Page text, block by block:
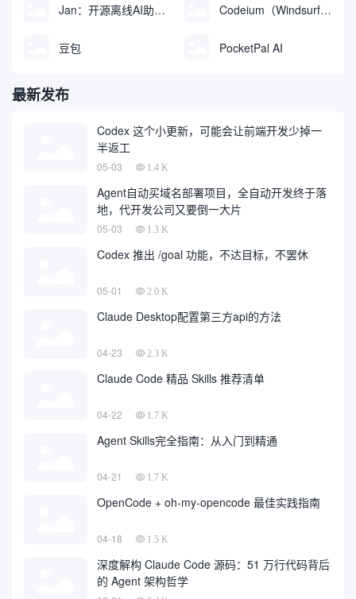
Jan：开源离线AI助手，ChatGPT 替代品，运行本地AI模型或连接云端AI Codeium（Windsurf Editor）：免费的AI代码补全与聊天工具，Windsurf以对话方式编写完整项目代码
豆包 PocketPal AI
最新发布
Codex 这个小更新，可能会让前端开发少掉一
半返工
05-03 1.4 K
Agent自动买域名部署项目，全自动开发终于落
地，代开发公司又要倒一大片
05-03 1.3 K
Codex 推出 /goal 功能，不达目标，不罢休
05-01 2.0 K
Claude Desktop配置第三方api的方法
04-23 2.3 K
Claude Code 精品 Skills 推荐清单
04-22 1.7 K
Agent Skills完全指南：从入门到精通
04-21 1.7 K
OpenCode + oh-my-opencode 最佳实践指南
04-18 1.5 K
深度解构 Claude Code 源码：51 万行代码背后
的 Agent 架构哲学